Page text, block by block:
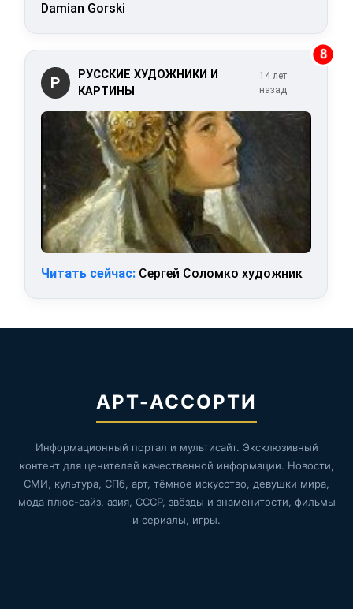
Damian Gorski
8
Р
РУССКИЕ ХУДОЖНИКИ И
КАРТИНЫ
14 лет
назад
Читать сейчас: Сергей Соломко художник
АРТ-АССОРТИ
Информационный портал и мультисайт. Эксклюзивный
контент для ценителей качественной информации. Новости,
СМИ, культура, СПб, арт, тёмное искусство, девушки мира,
мода плюс-сайз, азия, СССР, звёзды и знаменитости, фильмы
и сериалы, игры.